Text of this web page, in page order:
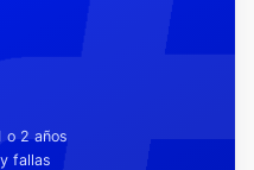
2 años